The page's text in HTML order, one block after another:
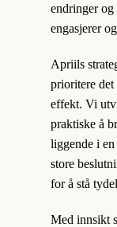
endringer og
engasjerer
Apriils
prioritere det
effekt. Vi
praktiske å
liggende i
store
for å stå
Med innsikt